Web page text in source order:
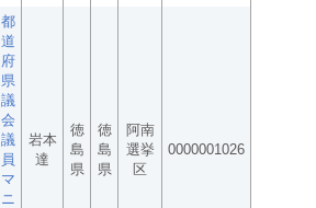
都
道
府
県
議
会
議
員
マ
ニ
岩本
達
徳
島
県
徳
島
県
阿南
選挙
区
0000001026